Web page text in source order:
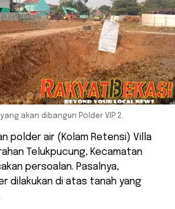
akan dibangun Polder VIP 2.
polder air (Kolam Retensi) Villa
Telukpucung, Kecamatan
persoalan. Pasalnya,
dilakukan di atas tanah yang